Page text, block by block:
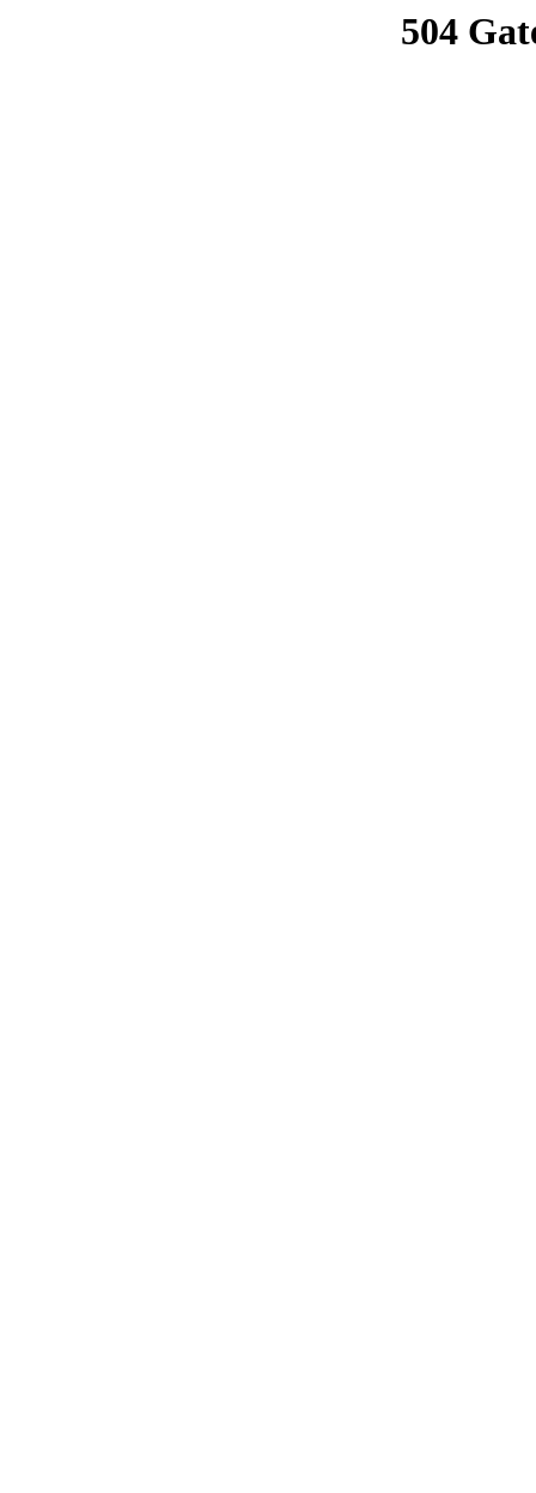
504